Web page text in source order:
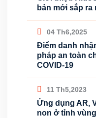
bản mới sắp ra
04 Th6,2025
Điểm danh
pháp an toàn
COVID-19
11 Th5,2023
Ứng dụng AR,
non ở tỉnh